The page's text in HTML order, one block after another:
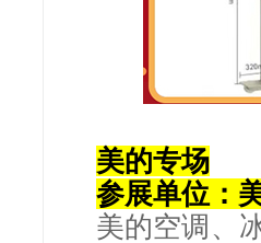
美的专场
参展单位：
美的空调、